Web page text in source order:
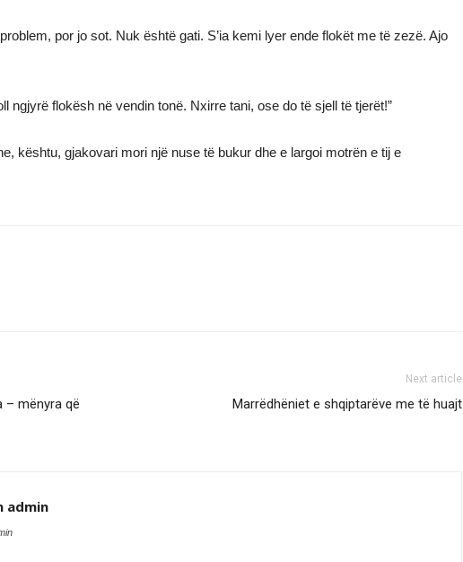
por jo sot. Nuk është gati. S’ia kemi lyer ende flokët me të zezë. Ajo
ngjyrë flokësh në vendin tonë. Nxirre tani, ose do të sjell të tjerët!”
kështu, gjakovari mori një nuse të bukur dhe e largoi motrën e tij e
– mënyra që
Next article
Marrëdhëniet e shqiptarëve me të huajt
admin